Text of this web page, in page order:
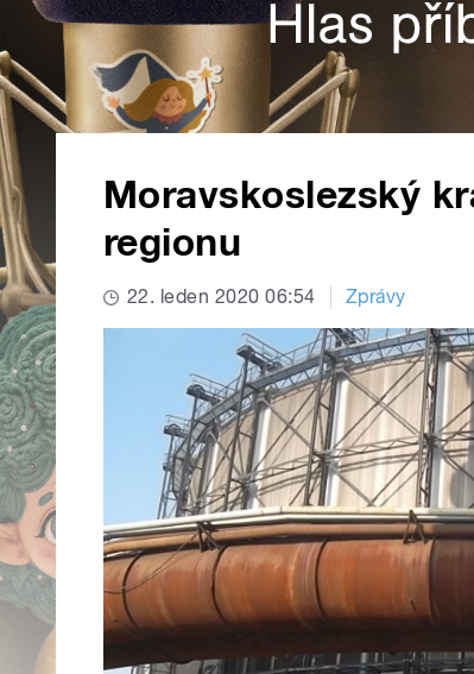
Moravskoslezský
regionu
22. leden 2020 06:54 Zprávy